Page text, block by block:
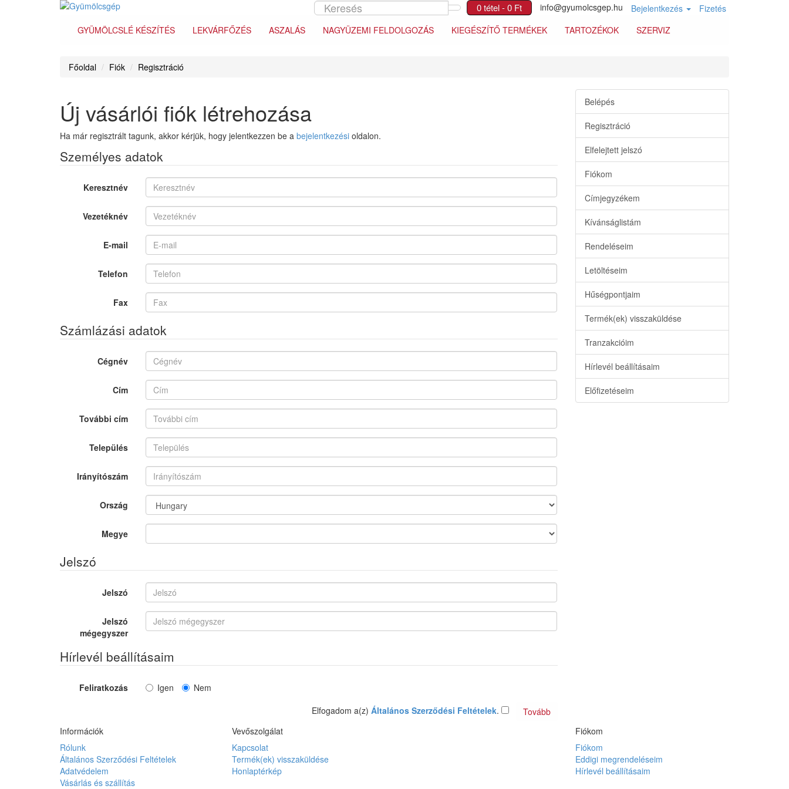
0 tétel - 0 Ft info@gyumolcsgep.hu Bejelentkezés
Fizetés
GYÜMÖLCSLÉ KÉSZÍTÉS
LEKVÁRFŐZÉS ASZALÁS NAGYÜZEMI FELDOLGOZÁS KIEGÉSZÍTŐ TERMÉKEK TARTOZÉKOK SZERVIZ
Főoldal Fiók Regisztráció
Új vásárlói fiók létrehozása
Ha már regisztrált tagunk, akkor kérjük, hogy jelentkezzen be a bejelentkezési oldalon.
Személyes adatok
Keresztnév
Vezetéknév
E-mail
Telefon
Fax
Számlázási adatok
Cégnév
Cím
További cím
Település
Irányítószám
Ország
Megye
Jelszó
Jelszó
Jelszó
mégegyszer
Hírlevél beállításaim
Feliratkozás Igen
Nem
Elfogadom a(z) Általános Szerződési Feltételek.
Belépés
Regisztráció
Elfelejtett jelszó
Fiókom
Címjegyzékem
Kívánságlistám
Rendeléseim
Letöltéseim
Hűségpontjaim
Termék(ek) visszaküldése
Tranzakcióim
Hírlevél beállításaim
Előfizetéseim
Információk
Rólunk
Általános Szerződési Feltételek
Adatvédelem
Vásárlás és szállítás
Vevőszolgálat
Kapcsolat
Termék(ek) visszaküldése
Honlaptérkép
Fiókom
Fiókom
Eddigi megrendeléseim
Hírlevél beállításaim